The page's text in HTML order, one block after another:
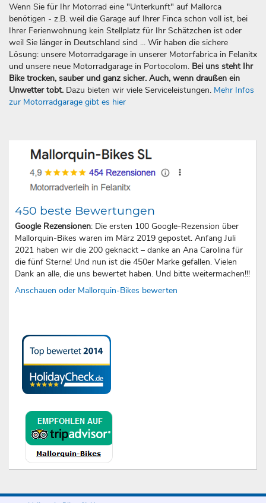
Wenn Sie für Ihr Motorrad eine "Unterkunft" auf Mallorca
benötigen - z.B. weil die Garage auf Ihrer Finca schon voll ist, bei
Ihrer Ferienwohnung kein Stellplatz für Ihr Schätzchen ist oder
weil Sie länger in Deutschland sind ... Wir haben die sichere
Lösung: unsere Motorradgarage in unserer Motorfabrica in Felanitx
und unsere neue Motorradgarage in Portocolom. Bei uns steht Ihr
Bike trocken, sauber und ganz sicher. Auch, wenn draußen ein
Unwetter tobt. Dazu bieten wir viele Serviceleistungen. Mehr Infos
zur Motorradgarage gibt es hier
450 beste Bewertungen
Google Rezensionen: Die ersten 100 Google-Rezension über
Mallorquin-Bikes waren im März 2019 gepostet. Anfang Juli
2021 haben wir die 200 geknackt – danke an Ana Carolina für
die fünf Sterne! Und nun ist die 450er Marke gefallen. Vielen
Dank an alle, die uns bewertet haben. Und bitte weitermachen!!!
Anschauen oder Mallorquin-Bikes bewerten